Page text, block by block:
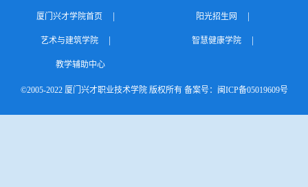
厦门兴才学院首页 阳光招生网
艺术与建筑学院 智慧健康学院
教学辅助中心
©2005-2022 厦门兴才职业技术学院 版权所有 备案号：闽ICP备05019609号